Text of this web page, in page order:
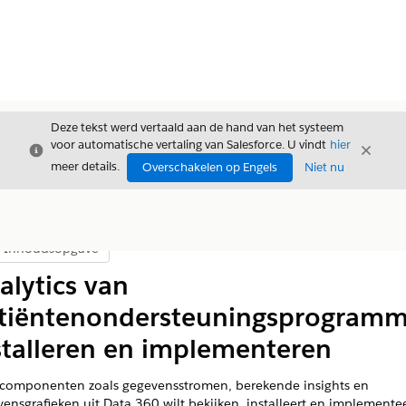
Sluiten
Deze tekst werd vertaald aan de hand van het systeem
voor automatische vertaling van Salesforce. U vindt hier
meer details.
Overschakelen op Engels Niet nu
Sluiten
Inhoudsopgave weergeven
Inhoudsopgave
van
en implementeren
zoals gegevensstromen, berekende insights en